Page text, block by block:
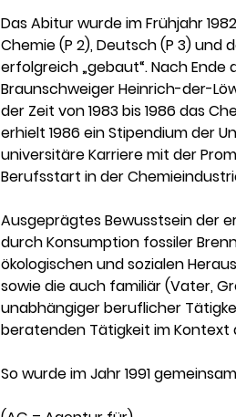
Das Abitur wurde im Frühjahr
Chemie (P 2), Deutsch (P 3)
erfolgreich „gebaut“. Nach
Braunschweiger Heinrich-der-
der Zeit von 1983 bis 1986 das
erhielt 1986 ein Stipendium der
universitäre Karriere mit der
Berufsstart in der
Ausgeprägtes Bewusstsein der
durch Konsumption fossiler
ökologischen und sozialen
sowie die auch familiär (Vater,
unabhängiger beruflicher
beratenden Tätigkeit im Kontext
So wurde im Jahr 1991